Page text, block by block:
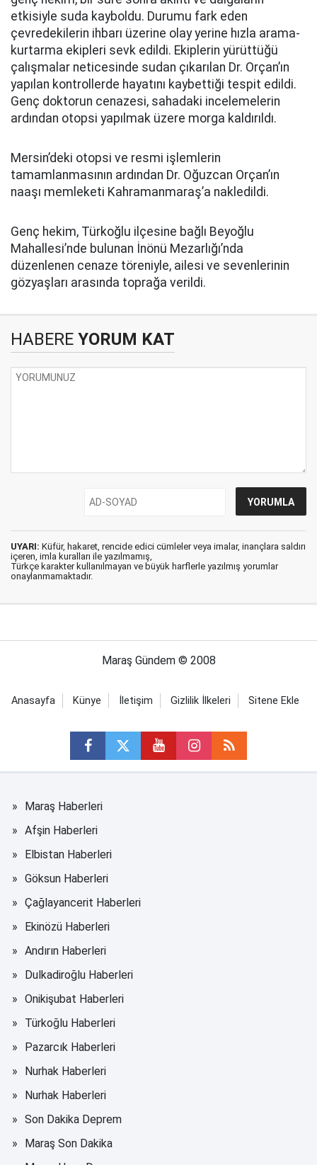
etkisiyle suda kayboldu. Durumu fark eden
çevredekilerin ihbarı üzerine olay yerine hızla arama-
kurtarma ekipleri sevk edildi. Ekiplerin yürüttüğü
çalışmalar neticesinde sudan çıkarılan Dr. Orçan’ın
yapılan kontrollerde hayatını kaybettiği tespit edildi.
Genç doktorun cenazesi, sahadaki incelemelerin
ardından otopsi yapılmak üzere morga kaldırıldı.
Mersin’deki otopsi ve resmi işlemlerin
tamamlanmasının ardından Dr. Oğuzcan Orçan’ın
naaşı memleketi Kahramanmaraş’a nakledildi.
Genç hekim, Türkoğlu ilçesine bağlı Beyoğlu
Mahallesi’nde bulunan İnönü Mezarlığı’nda
düzenlenen cenaze töreniyle, ailesi ve sevenlerinin
gözyaşları arasında toprağa verildi.
HABERE YORUM KAT
UYARI: Küfür, hakaret, rencide edici cümleler veya imalar, inançlara saldırı
içeren, imla kuralları ile yazılmamış,
Türkçe karakter kullanılmayan ve büyük harflerle yazılmış yorumlar
onaylanmamaktadır.
Maraş Gündem © 2008
Anasayfa Künye İletişim Gizlilik İlkeleri Sitene Ekle
Maraş Haberleri
Afşin Haberleri
Elbistan Haberleri
Göksun Haberleri
Çağlayancerit Haberleri
Ekinözü Haberleri
Andırın Haberleri
Dulkadiroğlu Haberleri
Onikişubat Haberleri
Türkoğlu Haberleri
Pazarcık Haberleri
Nurhak Haberleri
Nurhak Haberleri
Son Dakika Deprem
Maraş Son Dakika